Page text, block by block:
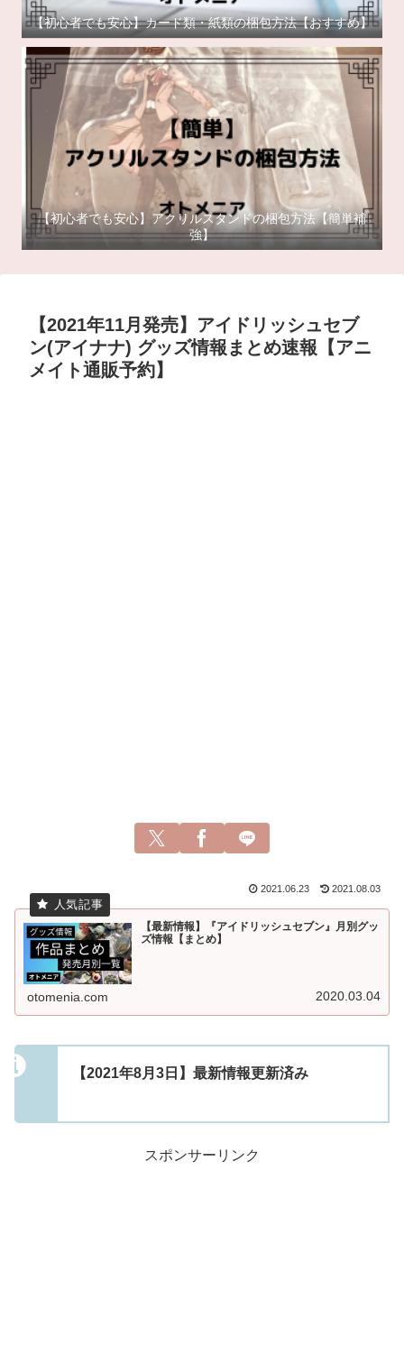
【初心者でも安心】カード類・紙類の梱包方法【おすすめ】
【初心者でも安心】アクリルスタンドの梱包方法【簡単補
強】
【2021年11月発売】アイドリッシュセブ
ン(アイナナ) グッズ情報まとめ速報【アニ
メイト通販予約】
2021.06.23 2021.08.03
【最新情報】『アイドリッシュセブン』月別グッ
ズ情報【まとめ】
otomenia.com 2020.03.04
【2021年8月3日】最新情報更新済み
スポンサーリンク